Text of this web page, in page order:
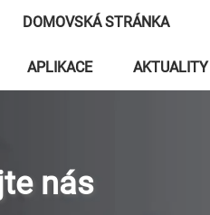
DOMOVSKÁ STRÁNKA
APLIKACE AKTUALITY
nás